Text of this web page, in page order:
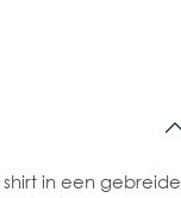
in een gebreide